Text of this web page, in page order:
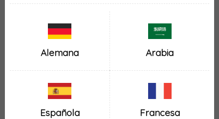
Alemana Arabia
Española Francesa